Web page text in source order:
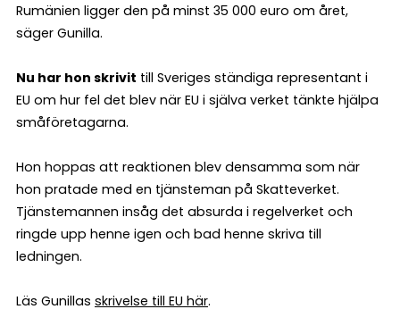
Rumänien ligger den på minst 35 000 euro om året,
säger Gunilla.
Nu har hon skrivit till Sveriges ständiga representant i
EU om hur fel det blev när EU i själva verket tänkte hjälpa
småföretagarna.
Hon hoppas att reaktionen blev densamma som när
hon pratade med en tjänsteman på Skatteverket.
Tjänstemannen insåg det absurda i regelverket och
ringde upp henne igen och bad henne skriva till
ledningen.
Läs Gunillas skrivelse till EU här.